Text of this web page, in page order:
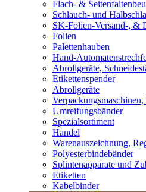
Flach- &
Schlauch- und
SK-Folien-Versand-, &
Folien
Palettenhauben
Hand-
Abrollgeräte,
Etikettenspender
Abrollgeräte
Umreifungsbänder
Spezialsortiment
Handel
Warenauszeichnung,
Polyesterbindebänder
Splintenapparate und
Etiketten
Kabelbinder